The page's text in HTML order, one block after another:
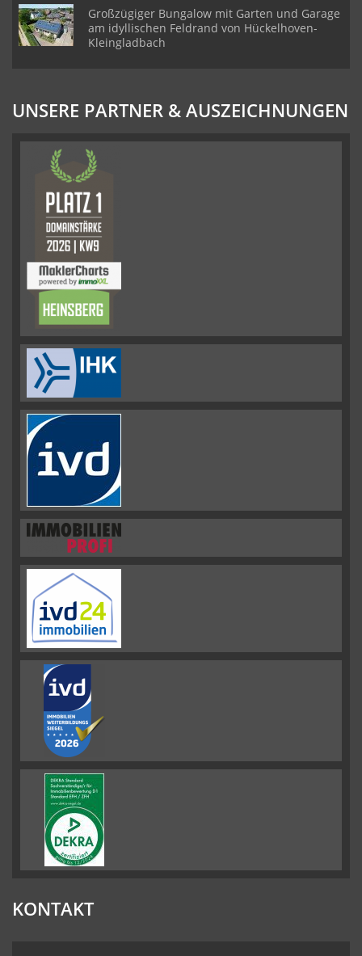
Großzügiger Bungalow mit Garten und Garage
am idyllischen Feldrand von Hückelhoven-
Kleingladbach
UNSERE PARTNER & AUSZEICHNUNGEN
KONTAKT